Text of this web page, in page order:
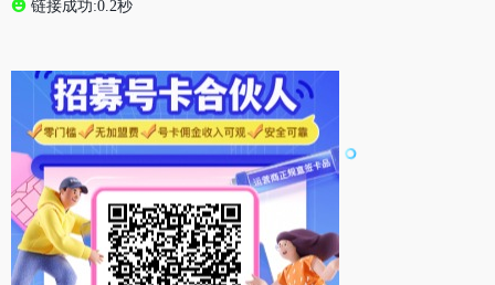
链接成功:0.2秒